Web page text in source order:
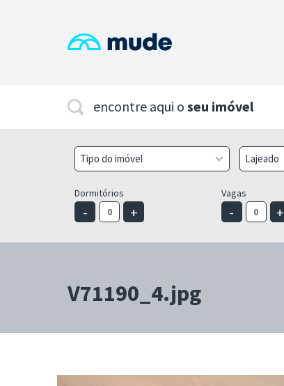
encontre aqui o seu imóvel
Tipo do imóvel Lajeado
Dormitórios
- +
Vagas
- +
V71190_4.jpg